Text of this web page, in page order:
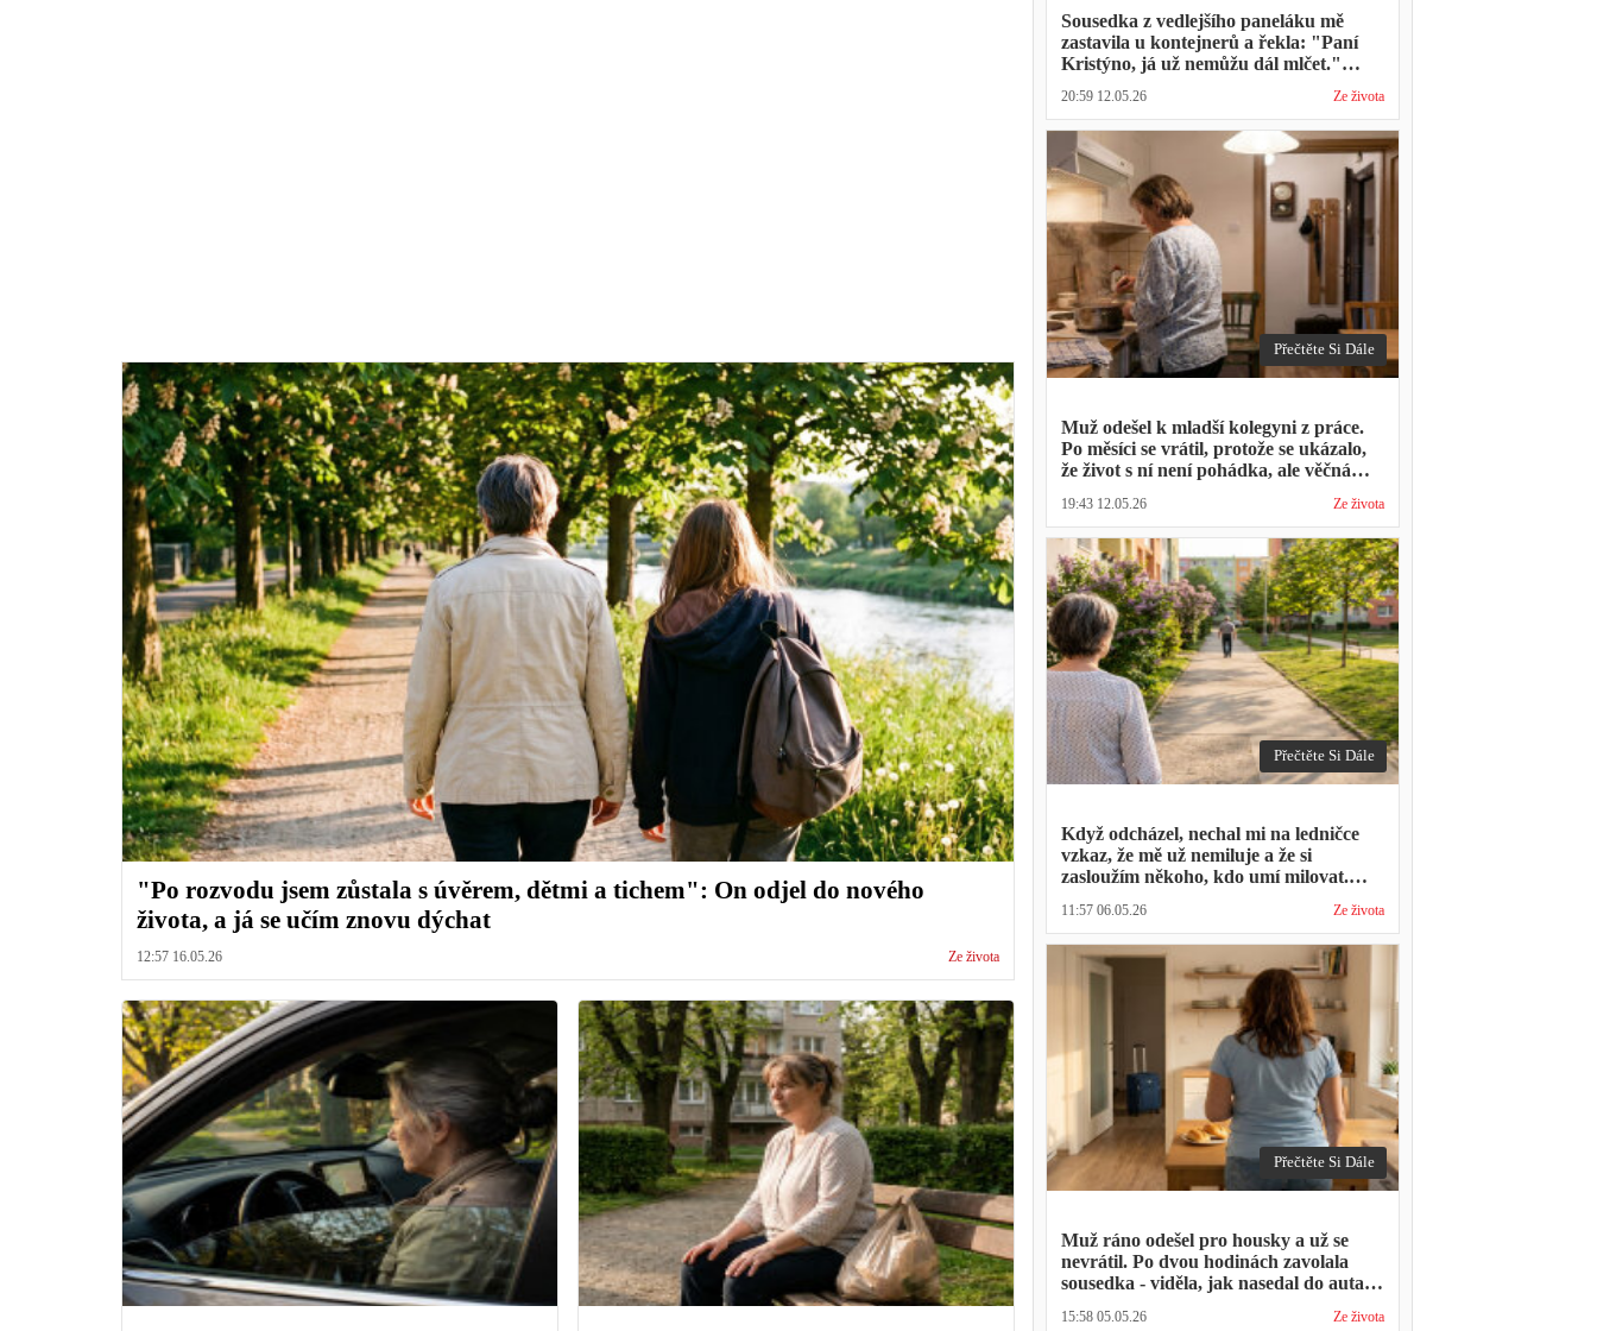
"Po rozvodu jsem zůstala s úvěrem, dětmi a tichem": On odjel do nového
života, a já se učím znovu dýchat
12:57 16.05.26 Ze života
Sousedka z vedlejšího paneláku mě
zastavila u kontejnerů a řekla: "Paní
Kristýno, já už nemůžu dál mlčet."
manžela ve čtvrtky na lavičce před
lékárnou s tou samou ženou
20:59 12.05.26 Ze života
Přečtěte Si Dále
Muž odešel k mladší kolegyni z práce.
Po měsíci se vrátil, protože se ukázalo,
že život s ní není pohádka, ale věčná
19:43 12.05.26 Ze života
Přečtěte Si Dále
Když odcházel, nechal mi na ledničce
vzkaz, že mě už nemiluje a že si
zasloužím někoho, kdo umí milovat.
mohl přijít na nedělní oběd, protože ta
druhá ho vyhodila a nemá kde strávit
svátky
11:57 06.05.26 Ze života
Přečtěte Si Dále
Muž ráno odešel pro housky a už se
nevrátil. Po dvou hodinách zavolala
sousedka - viděla, jak nasedal do auta s
týden pomáhala balit na služební cestu
15:58 05.05.26 Ze života